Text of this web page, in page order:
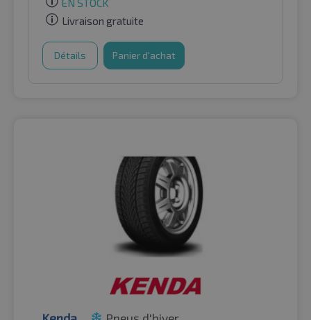
EN STOCK
Livraison gratuite
Détails Panier d'achat